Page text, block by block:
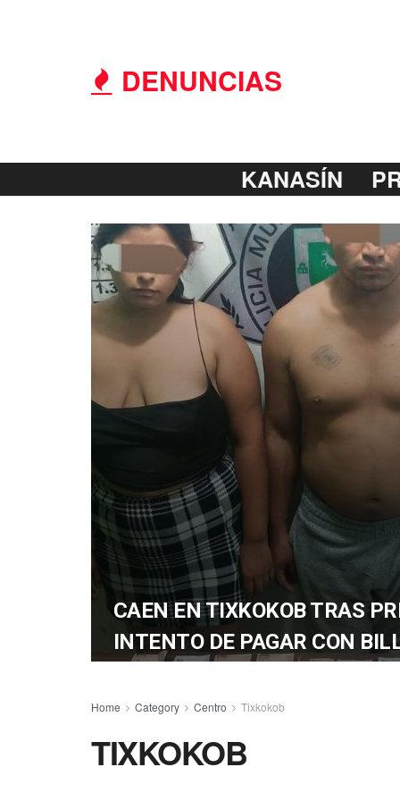
DENUNCIAS
KANASÍN
CAEN EN TIXKOKOB TRAS
INTENTO DE PAGAR CON
Home Category Centro Tixkokob
TIXKOKOB